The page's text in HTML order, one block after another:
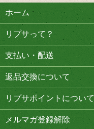
ホーム
リプサって？
支払い・配送
返品交換について
リプサポイントについて
メルマガ登録解除